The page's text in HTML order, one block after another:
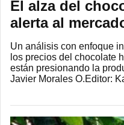
El alza del
alerta al
Un análisis con enfoque
los precios del chocolate
están presionando la
Javier Morales O.Editor: